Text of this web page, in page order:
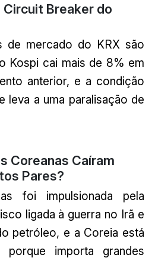
Circuit Breaker do
de mercado do KRX são
Kospi cai mais de 8% em
anterior, e a condição
leva a uma paralisação de
Coreanas Caíram
Pares?
foi impulsionada pela
ligada à guerra no Irã e
petróleo, e a Coreia está
porque importa grandes